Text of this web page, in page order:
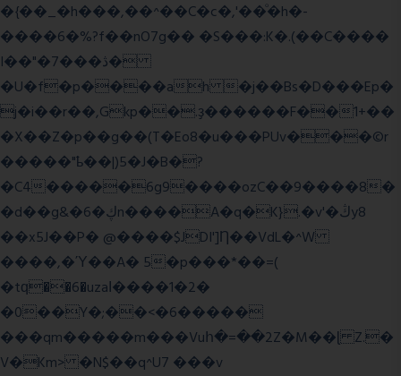
�{��_�h���,��^��C�c�,'��ͦ�h�-
����6�%?f��nO7 g�� �S���:K�.(��C����
I��"�7 ���ڎ�
�U�f�p����ah �j��Bs�D���Ep�
j�i��r��,Gkp��.ҙ������F��1+��
�X��Z�p��g��(T�Eo8�u���PUv���©r
�����"ҍ��|)5�J�B�?
�C4�����6g9����ozC��9����8�
�d��g&�6�ڮn����A�q�K}.�v'�ڭy8
��x5J��P� @����$JDI']Ƞ��VdL�^W
����,�Ύ��A� 5�p���*��=(
�tԛ��6�uzaІ����1�2�
�0��Y�;��<�6�����
���qm�����m���Vuհ�=��2Z�M��ɭ Z.�
V�Km> �N$��q^U7 ���v